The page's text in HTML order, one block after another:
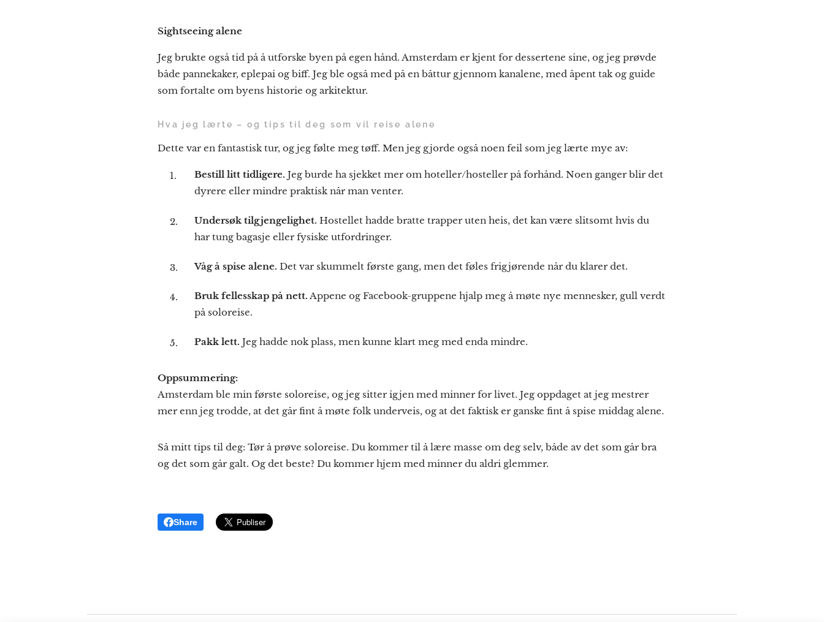
Sightseeing alene
Jeg brukte også tid på å utforske byen på egen hånd. Amsterdam er kjent for dessertene sine, og jeg prøvde
både pannekaker, eplepai og biff. Jeg ble også med på en båttur gjennom kanalene, med åpent tak og guide
som fortalte om byens historie og arkitektur.
Hva jeg lærte – og tips til deg som vil reise alene
Dette var en fantastisk tur, og jeg følte meg tøff. Men jeg gjorde også noen feil som jeg lærte mye av:
Bestill litt tidligere. Jeg burde ha sjekket mer om hoteller/hosteller på forhånd. Noen ganger blir det
dyrere eller mindre praktisk når man venter.
Undersøk tilgjengelighet. Hostellet hadde bratte trapper uten heis, det kan være slitsomt hvis du
har tung bagasje eller fysiske utfordringer.
Våg å spise alene. Det var skummelt første gang, men det føles frigjørende når du klarer det.
Bruk fellesskap på nett. Appene og Facebook-gruppene hjalp meg å møte nye mennesker, gull verdt
på soloreise.
Pakk lett. Jeg hadde nok plass, men kunne klart meg med enda mindre.
Oppsummering:
Amsterdam ble min første soloreise, og jeg sitter igjen med minner for livet. Jeg oppdaget at jeg mestrer
mer enn jeg trodde, at det går fint å møte folk underveis, og at det faktisk er ganske fint å spise middag alene.
Så mitt tips til deg: Tør å prøve soloreise. Du kommer til å lære masse om deg selv, både av det som går bra
og det som går galt. Og det beste? Du kommer hjem med minner du aldri glemmer.
Share